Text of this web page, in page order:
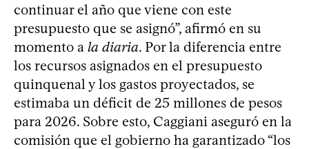
continuar el año que viene con este
presupuesto que se asignó”, afirmó en su
momento a la diaria. Por la diferencia entre
los recursos asignados en el presupuesto
quinquenal y los gastos proyectados, se
estimaba un déficit de 25 millones de pesos
para 2026. Sobre esto, Caggiani aseguró en la
comisión que el gobierno ha garantizado “los